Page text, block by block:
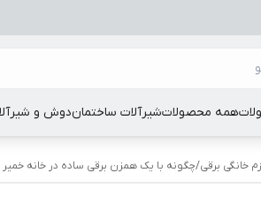
همه محصولاتشیرآلات ساختماندوش و
خانگی برقی/چگونه با یک همزن برقی ساده در خانه خمیر